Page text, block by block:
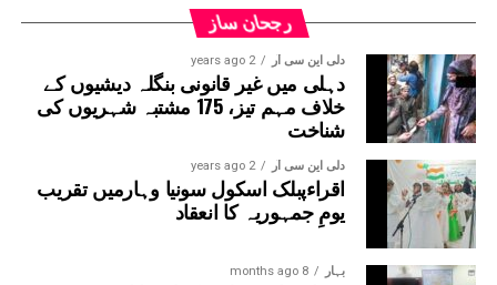
قانون ساز پارٹی کے چیف وہپ سنجیو جھا کی قیادت میں،
حکومت کے خلاف نعرے لگائے۔
رجحان ساز
دلی این سی آر 2 years ago
دہلی میں غیر قانونی بنگلہ دیشیوں کے
خلاف مہم تیز، 175 مشتبہ شہریوں کی
شناخت
دلی این سی آر 2 years ago
اقراءپبلک اسکول سونیا وہارمیں تقریب
یومِ جمہوریہ کا انعقاد
بہار 8 months ago